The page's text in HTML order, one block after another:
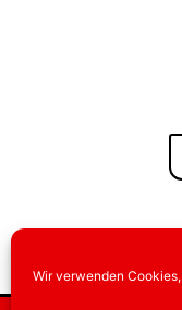
Wir verwenden